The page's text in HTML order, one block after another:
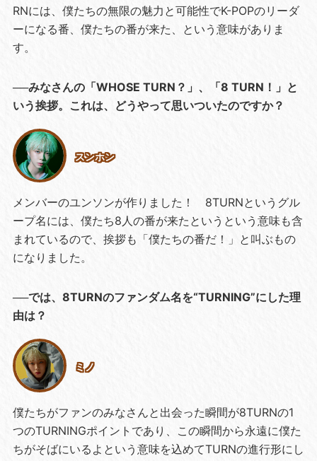
RNには、僕たちの無限の魅力と可能性でK-POPのリーダ
ーになる番、僕たちの番が来た、という意味がありま
す。
──みなさんの「WHOSE TURN？」、「8 TURN！」と
いう挨拶。これは、どうやって思いついたのですか？
スンホン
メンバーのユンソンが作りました！ 8TURNというグル
ープ名には、僕たち8人の番が来たというという意味も含
まれているので、挨拶も「僕たちの番だ！」と叫ぶもの
になりました。
──では、8TURNのファンダム名を“TURNING”にした理
由は？
ミノ
僕たちがファンのみなさんと出会った瞬間が8TURNの1
つのTURNINGポイントであり、この瞬間から永遠に僕た
ちがそばにいるよという意味を込めてTURNの進行形にし